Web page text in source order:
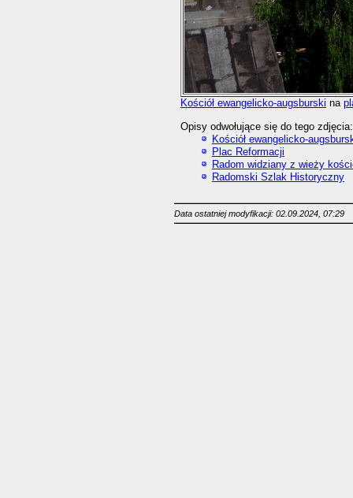
Kościół ewangelicko-augsburski na
Opisy odwołujące się do tego zdjęcia:
Kościół ewangelicko-
Plac Reformacji
Radom widziany z wieży
Radomski Szlak Historyczny
Data ostatniej modyfikacji: 02.09.2024, 07:29